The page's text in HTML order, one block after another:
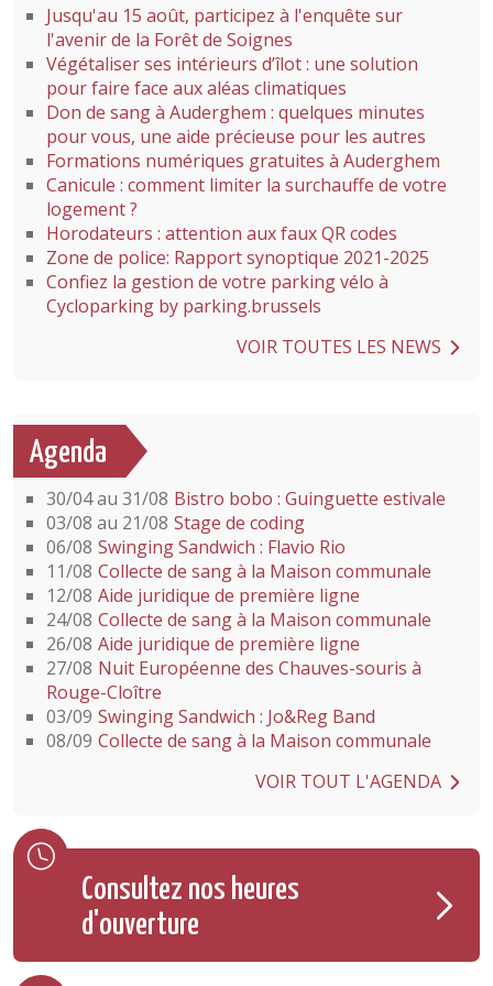
Jusqu'au 15 août, participez à l'enquête sur
l'avenir de la Forêt de Soignes
Végétaliser ses intérieurs d’îlot : une solution
pour faire face aux aléas climatiques
Don de sang à Auderghem : quelques minutes
pour vous, une aide précieuse pour les autres
Formations numériques gratuites à Auderghem
Canicule : comment limiter la surchauffe de votre
logement ?
Horodateurs : attention aux faux QR codes
Zone de police: Rapport synoptique 2021-2025
Confiez la gestion de votre parking vélo à
Cycloparking by parking.brussels
VOIR TOUTES LES NEWS
Agenda
30/04 au 31/08 Bistro bobo : Guinguette estivale
03/08 au 21/08 Stage de coding
06/08 Swinging Sandwich : Flavio Rio
11/08 Collecte de sang à la Maison communale
12/08 Aide juridique de première ligne
24/08 Collecte de sang à la Maison communale
26/08 Aide juridique de première ligne
27/08 Nuit Européenne des Chauves-souris à
Rouge-Cloître
03/09 Swinging Sandwich : Jo&Reg Band
08/09 Collecte de sang à la Maison communale
VOIR TOUT L'AGENDA
Consultez nos heures
d'ouverture